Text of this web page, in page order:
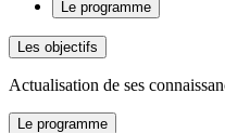
Le programme
Les objectifs
Actualisation de ses
Le programme